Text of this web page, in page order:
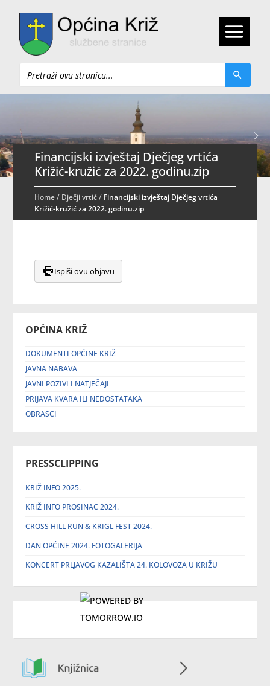
Pretraži
OPĆINA KRIŽ
DOKUMENTI OPĆINE KRIŽ
JAVNA NABAVA
JAVNI POZIVI I NATJEČAJI
PRIJAVA KVARA ILI NEDOSTATAKA
OBRASCI
PRESSCLIPPING
KRIŽ INFO 2025.
KRIŽ INFO PROSINAC 2024.
CROSS HILL RUN & KRIGL FEST 2024.
DAN OPĆINE 2024. FOTOGALERIJA
KONCERT PRLJAVOG KAZALIŠTA 24. KOLOVOZA U KRIŽU
Financijski izvještaj Dječjeg vrtića
Križić-kružić za 2022. godinu.zip
Home/ Dječji vrtić/ Financijski izvještaj Dječjeg vrtića
Križić-kružić za 2022. godinu.zip
Ispiši ovu objavu